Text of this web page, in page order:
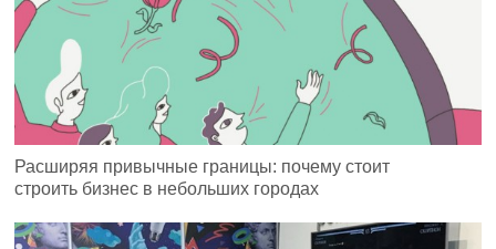
Расширяя привычные границы: почему стоит
строить бизнес в небольших городах